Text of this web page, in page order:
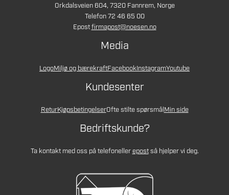
Orkdalsveien 604, 7320 Fannrem, Norge
Telefon 72 46 65 00
Epostfirmapost@noesen.no
Media
LogoMiljø og bærekraftFacebookInstagramYoutube
Kundesenter
ReturKjøpsbetingelserOfte stilte spørsmålMin side
Bedriftskunde?
Ta kontakt med oss på telefonellerepostså hjelper vi deg.